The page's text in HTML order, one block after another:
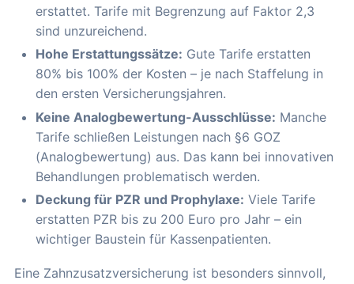
erstattet. Tarife mit Begrenzung auf Faktor 2,3
sind unzureichend.
Hohe Erstattungssätze: Gute Tarife erstatten
80% bis 100% der Kosten – je nach Staffelung in
den ersten Versicherungsjahren.
Keine Analogbewertung-Ausschlüsse: Manche
Tarife schließen Leistungen nach §6 GOZ
(Analogbewertung) aus. Das kann bei innovativen
Behandlungen problematisch werden.
Deckung für PZR und Prophylaxe: Viele Tarife
erstatten PZR bis zu 200 Euro pro Jahr – ein
wichtiger Baustein für Kassenpatienten.
Eine Zahnzusatzversicherung ist besonders sinnvoll,